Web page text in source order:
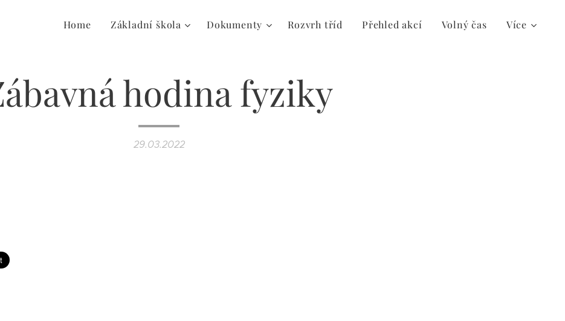
Home Základní škola Dokumenty Rozvrh tříd Přehled akcí Volný čas Více
hodina fyziky
29.03.2022